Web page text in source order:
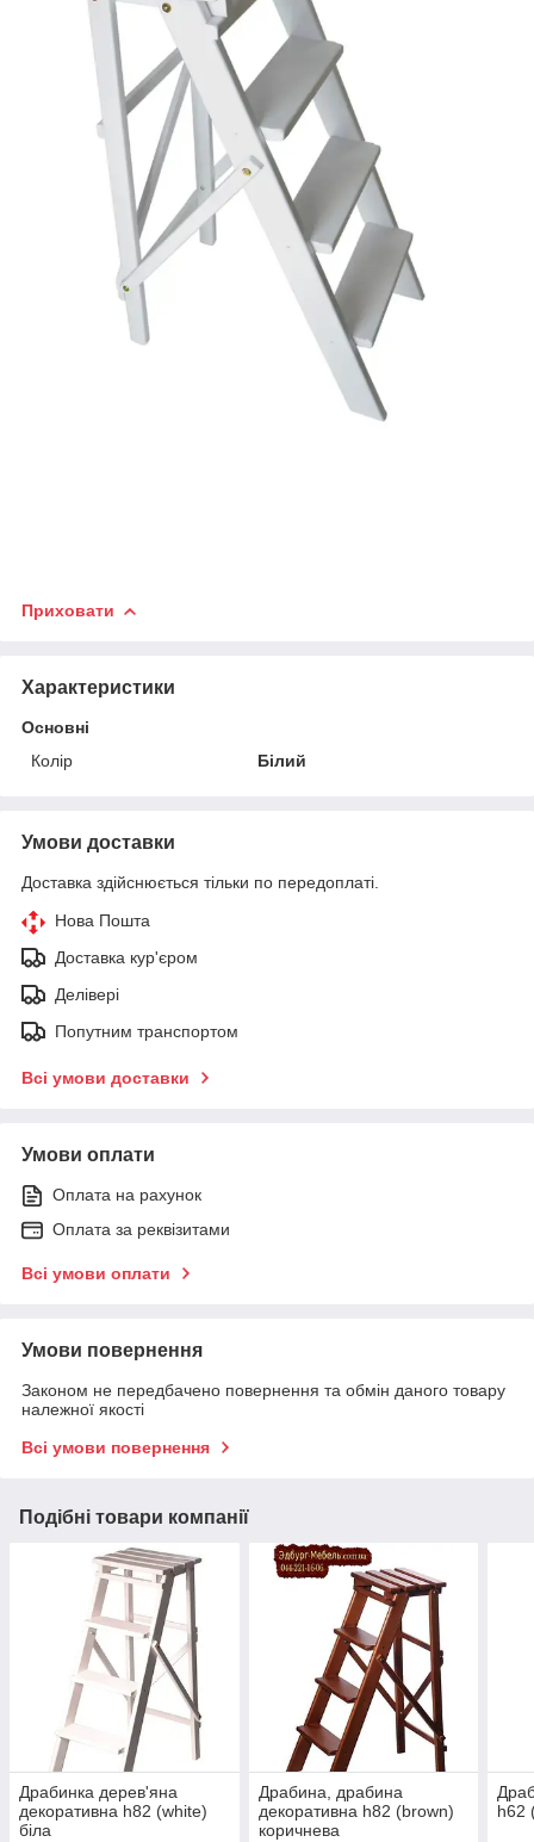
Приховати
Характеристики
Основні
Колір
Білий
Умови доставки
Доставка здійснюється тільки по передоплаті.
Нова Пошта
Доставка кур'єром
Делівері
Попутним транспортом
Всі умови доставки
Умови оплати
Оплата на рахунок
Оплата за реквізитами
Всі умови оплати
Умови повернення
Законом не передбачено повернення та обмін даного товару
належної якості
Всі умови повернення
Подібні товари компанії
Драбинка дерев'яна
декоративна h82 (white)
біла
Драбина, драбина
декоративна h82 (brown)
коричнева
h62